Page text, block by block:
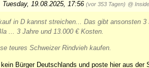
Tuesday, 19.08.2025, 17:56 (vor 353 Tagen) @
in D kannst streichen... Das gibt ansonsten
... 3 Jahre und 13.000 € Kosten.
teures Schweizer Rindvieh kaufen.
kein Bürger Deutschlands und poste hier aus der